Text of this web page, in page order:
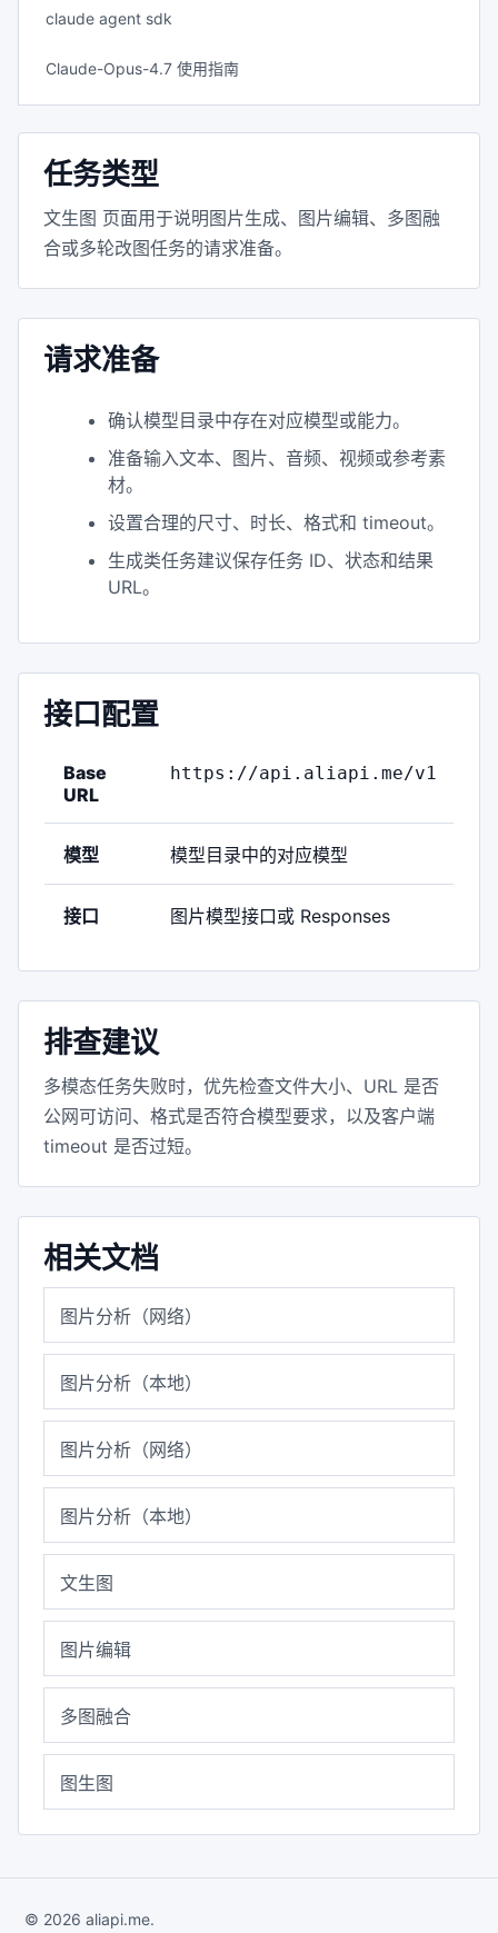
claude agent sdk
Claude-Opus-4.7 使用指南
任务类型
文生图 页面用于说明图片生成、图片编辑、多图融
合或多轮改图任务的请求准备。
请求准备
确认模型目录中存在对应模型或能力。
准备输入文本、图片、音频、视频或参考素
材。
设置合理的尺寸、时长、格式和 timeout。
生成类任务建议保存任务 ID、状态和结果
URL。
接口配置
Base
URL
https://api.aliapi.me/v1
模型 模型目录中的对应模型
接口 图片模型接口或 Responses
排查建议
多模态任务失败时，优先检查文件大小、URL 是否
公网可访问、格式是否符合模型要求，以及客户端
timeout 是否过短。
相关文档
图片分析（网络）
图片分析（本地）
图片分析（网络）
图片分析（本地）
文生图
图片编辑
多图融合
图生图
© 2026 aliapi.me.